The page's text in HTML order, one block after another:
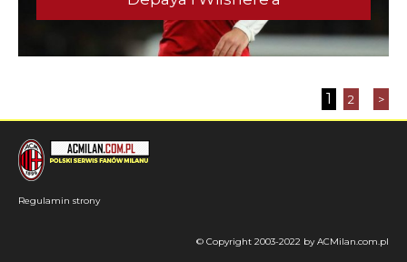
1 2 >
Regulamin strony
© Copyright 2003-2022 by ACMilan.com.pl